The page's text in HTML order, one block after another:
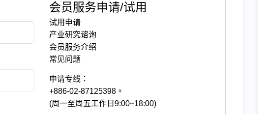
会员服务申请/试用
试用申请
产业研究谘询
会员服务介绍
常见问题
申请专线：
+886-02-87125398。
(周一至周五工作日9:00~18:00)